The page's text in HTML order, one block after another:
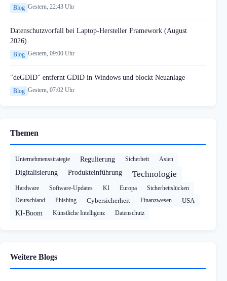
Blog Gestern, 22:43 Uhr
Datenschutzvorfall bei Laptop-Hersteller Framework (August
2026)
Blog Gestern, 09:00 Uhr
"deGDID" entfernt GDID in Windows und blockt Neuanlage
Blog Gestern, 07:02 Uhr
Themen
Unternehmensstrategie Regulierung Sicherheit Asien
Digitalisierung Produkteinführung Technologie
Hardware Software-Updates KI Europa
Sicherheitslücken
Deutschland
Phishing Cybersicherheit Finanzwesen
USA
KI-Boom
Künstliche Intelligenz Datenschutz
Weitere Blogs